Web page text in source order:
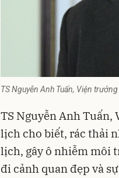
TS Nguyễn Anh Tuấn, Viện
TS Nguyễn Anh
lịch cho biết, rác thải
lịch, gây ô nhiễm môi
đi cảnh quan đẹp và